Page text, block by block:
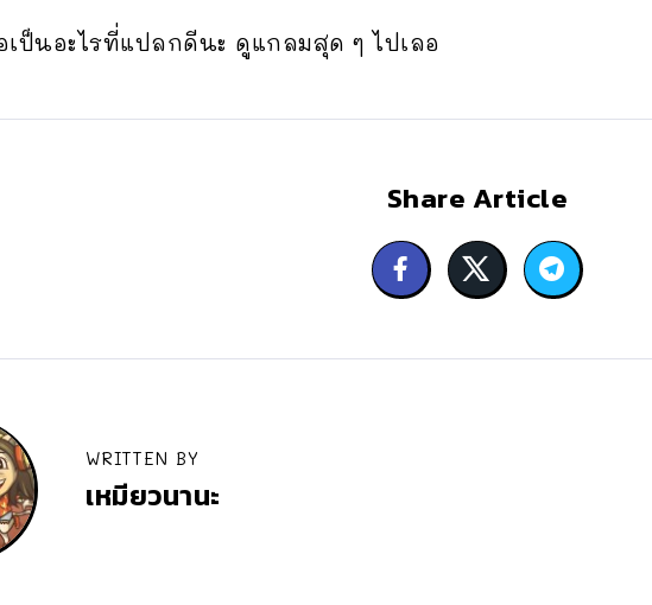
ป็นอะไรที่แปลกดีนะ ดูแกลมสุด ๆ ไปเลอ
Share Article
WRITTEN BY
เหมียวนานะ